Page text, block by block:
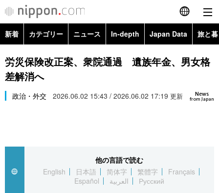
English
简体字
Русский
カテゴリー
経済・ビジネス
国際
トップ
アーカイブ
In-depth
Japan Data
新着 カテゴリー ニュース In-depth Japan Data 旅と
政治・外交
経済・ビジネス
Topics
労災保険改正案、衆院通過 遺族年金、男女格
差解消へ
News
from Japan
政治・外交 2026.06.02 15:43 / 2026.06.02 17:19 更新
他の言語で読む
English
日本語 简体字 繁體字
Français
Español
العربية Русский